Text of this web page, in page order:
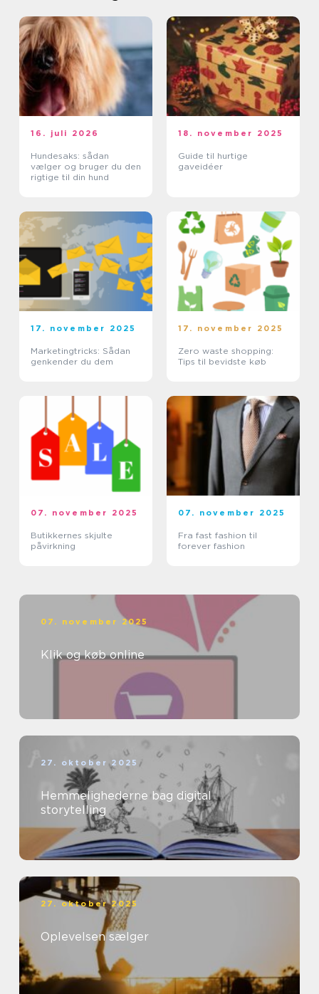
16. juli 2026
Hundesaks: sådan
vælger og bruger du den
rigtige til din hund
18. november 2025
Guide til hurtige
gaveidéer
17. november 2025
Marketingtricks: Sådan
genkender du dem
17. november 2025
Zero waste shopping:
Tips til bevidste køb
07. november 2025
Butikkernes skjulte
påvirkning
07. november 2025
Fra fast fashion til
forever fashion
07. november 2025
Klik og køb online
27. oktober 2025
Hemmelighederne bag digital
storytelling
27. oktober 2025
Oplevelsen sælger